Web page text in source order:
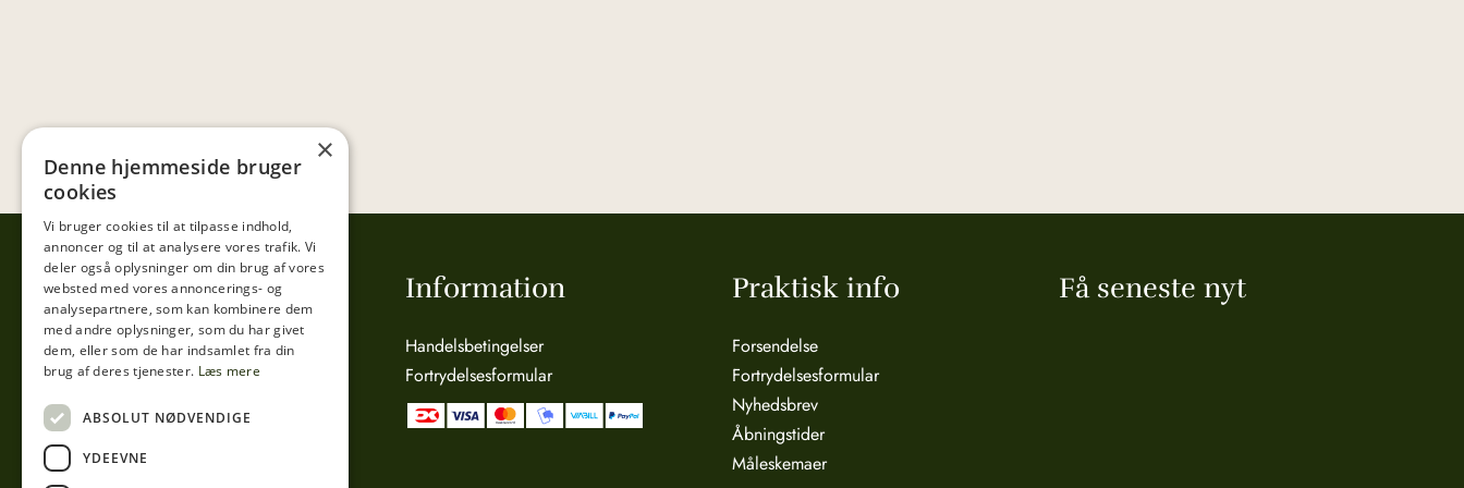
Tibberup Høkeren
Sct. Anna Gade 4A
3000 Helsingør
Mail:info@tibberuphoekeren.dk
Information
Handelsbetingelser
Fortrydelsesformular
Praktisk info
Forsendelse
Fortrydelsesformular
Nyhedsbrev
Åbningstider
Måleskemaer
Få seneste nyt
×
Denne hjemmeside bruger
cookies
Vi bruger cookies til at tilpasse indhold,
annoncer og til at analysere vores trafik. Vi
deler også oplysninger om din brug af vores
websted med vores annoncerings- og
analysepartnere, som kan kombinere dem
med andre oplysninger, som du har givet
dem, eller som de har indsamlet fra din
brug af deres tjenester. Læs mere
ABSOLUT NØDVENDIGE
YDEEVNE